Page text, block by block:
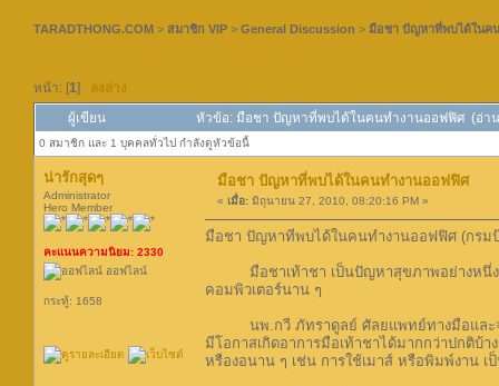
TARADTHONG.COM > สมาชิก VIP > General Discussion > มือชา ปัญหาที่พบได้ในค
หน้า: [1] ลงล่าง
ผู้เขียน หัวข้อ: มือชา ปัญหาที่พบได้ในคนทำงานออฟฟิศ (อ่าน
0 สมาชิก และ 1 บุคคลทั่วไป กำลังดูหัวข้อนี้
น่ารักสุดๆ
Administrator
Hero Member
คะแนนความนิยม: 2330
ออฟไลน์
กระทู้: 1658
มือชา ปัญหาที่พบได้ในคนทำงานออฟฟิศ
« เมื่อ: มิถุนายน 27, 2010, 08:20:16 PM »
มือชา ปัญหาที่พบได้ในคนทำงานออฟฟิศ (กรม
มือชาเท้าชา เป็นปัญหาสุขภาพอย่างหนึ่งที่
คอมพิวเตอร์นาน ๆ
นพ.กวี ภัทราดูลย์ ศัลยแพทย์ทางมือและจุล
มีโอกาสเกิดอาการมือเท้าชาได้มากกว่าปกติ
หรืองอนาน ๆ เช่น การใช้เมาส์ หรือพิมพ์งาน เ